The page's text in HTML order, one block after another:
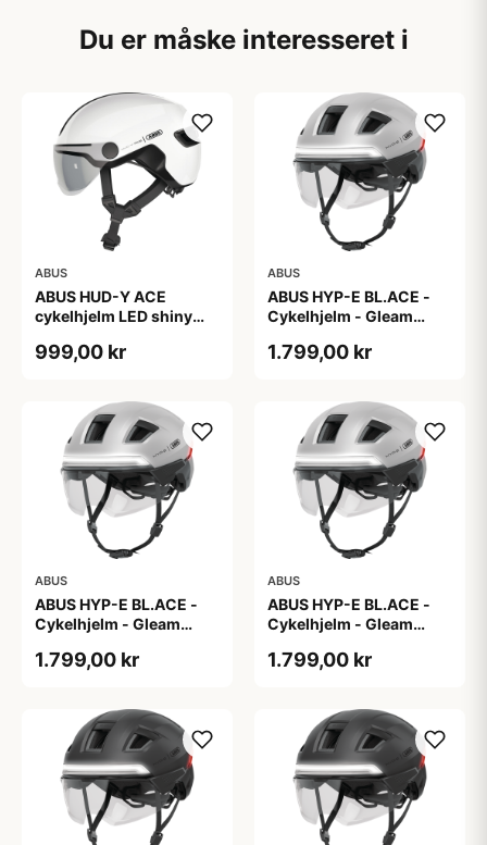
Du er måske interesseret i
ABUS
ABUS HUD-Y ACE
cykelhjelm LED shiny
999,00 kr
ABUS
ABUS HYP-E BL.ACE -
Cykelhjelm - Gleam
1.799,00 kr
ABUS
ABUS HYP-E BL.ACE -
Cykelhjelm - Gleam
1.799,00 kr
ABUS
ABUS HYP-E BL.ACE -
Cykelhjelm - Gleam
1.799,00 kr